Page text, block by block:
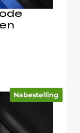
Nabestelling